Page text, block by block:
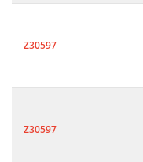
Z30597
Z30597